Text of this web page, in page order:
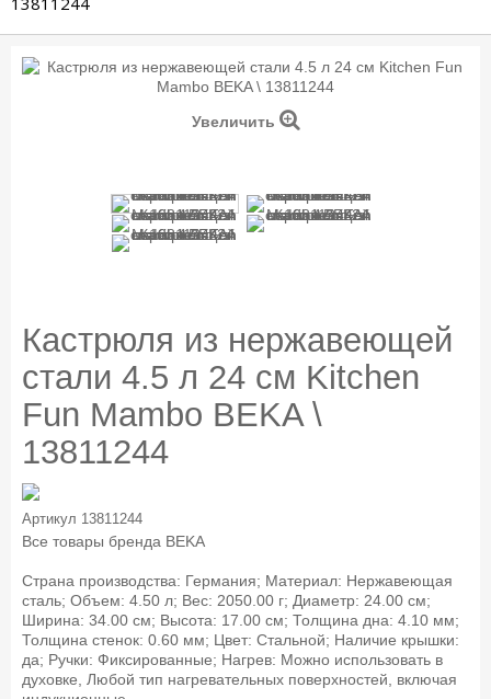
Увеличить
Кастрюля из нержавеющей
стали 4.5 л 24 см Kitchen
Fun Mambo BEKA \
13811244
Артикул 13811244
Все товары бренда BEKA
Страна производства: Германия; Материал: Нержавеющая
сталь; Объем: 4.50 л; Вес: 2050.00 г; Диаметр: 24.00 см;
Ширина: 34.00 см; Высота: 17.00 см; Толщина дна: 4.10 мм;
Толщина стенок: 0.60 мм; Цвет: Стальной; Наличие крышки:
да; Ручки: Фиксированные; Нагрев: Можно использовать в
духовке, Любой тип нагревательных поверхностей, включая